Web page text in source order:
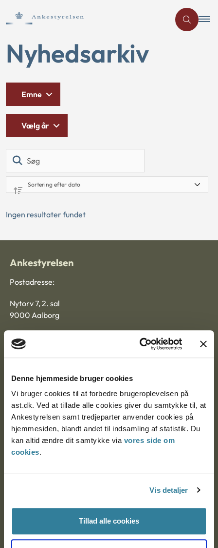
Denne hjemmeside bruger cookies
Vi bruger cookies til at forbedre brugeroplevelsen på
ast.dk. Ved at tillade alle cookies giver du samtykke til, at
Ankestyrelsen samt tredjeparter anvender cookies på
hjemmesiden, blandt andet til indsamling af statistik. Du
kan altid ændre dit samtykke via vores side om
cookies.
Vis detaljer
Tillad alle cookies
Nyhedsarkiv
Emne
Vælg år
Ingen resultater fundet
Ankestyrelsen
Postadresse:
Nytorv 7, 2. sal
9000 Aalborg
Ankestyrelsen Aalborg
Ankestyrelsen København
EAN: 57 98 000 35 48 21
CVR: 1007 4002
Blanketter og kontaktformularer
Links